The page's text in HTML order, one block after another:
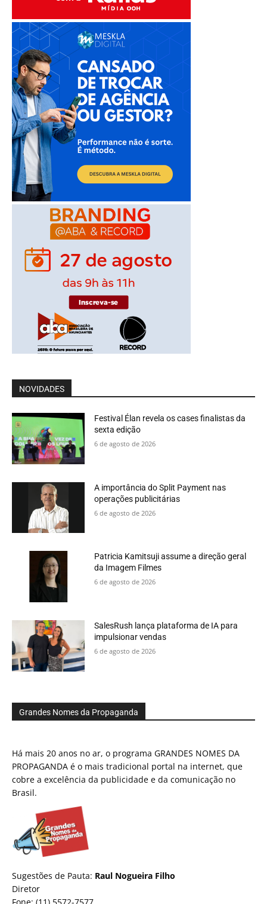
NOVIDADES
Festival Élan revela os cases finalistas da
sexta edição
6 de agosto de 2026
A importância do Split Payment nas
operações publicitárias
6 de agosto de 2026
Patricia Kamitsuji assume a direção geral
da Imagem Filmes
6 de agosto de 2026
SalesRush lança plataforma de IA para
impulsionar vendas
6 de agosto de 2026
Grandes Nomes da Propaganda
Há mais 20 anos no ar, o programa GRANDES NOMES DA
PROPAGANDA é o mais tradicional portal na internet, que
cobre a excelência da publicidade e da comunicação no
Brasil.
Sugestões de Pauta: Raul Nogueira Filho
Diretor
Fone: (11) 5572-7577